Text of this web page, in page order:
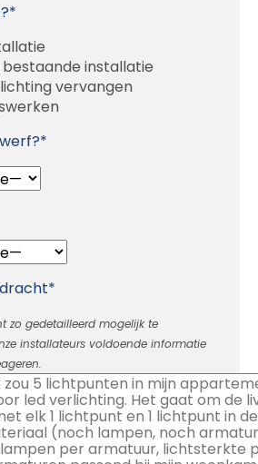
installatie
vervangen
zo gedetailleerd mogelijk te
installateurs voldoende informatie